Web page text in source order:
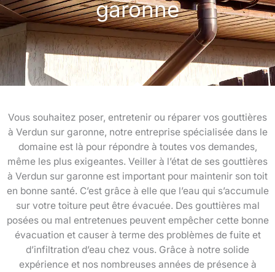
garonne
Vous souhaitez poser, entretenir ou réparer vos gouttières
à Verdun sur garonne, notre entreprise spécialisée dans le
domaine est là pour répondre à toutes vos demandes,
même les plus exigeantes. Veiller à l’état de ses gouttières
à Verdun sur garonne est important pour maintenir son toit
en bonne santé. C’est grâce à elle que l’eau qui s’accumule
sur votre toiture peut être évacuée. Des gouttières mal
posées ou mal entretenues peuvent empêcher cette bonne
évacuation et causer à terme des problèmes de fuite et
d’infiltration d’eau chez vous. Grâce à notre solide
expérience et nos nombreuses années de présence à